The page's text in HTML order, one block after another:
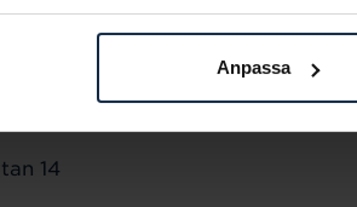
Anpassa
14